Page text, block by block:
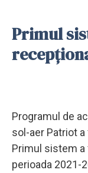
Primul
Programul de
sol-aer Patriot
Primul sistem
perioada 2021-